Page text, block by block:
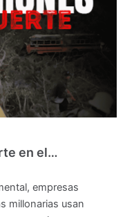
en el…
empresas
millonarias usan